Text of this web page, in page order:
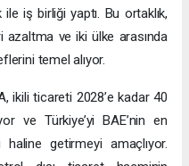
iş birliği yaptı. Bu ortaklık,
azaltma ve iki ülke arasında
temel alıyor.
ikili ticareti 2028’e kadar 40
ve Türkiye’yi BAE’nin en
getirmeyi amaçlıyor.